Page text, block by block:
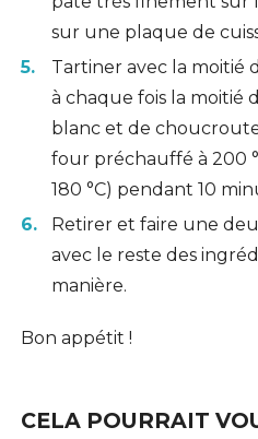
sur une plaque de
Tartiner avec la moitié
à chaque fois la moitié
blanc et de
four préchauffé à 200
180 °C) pendant 10
Retirer et faire une
avec le reste des
manière.
Bon appétit !
CELA POURRAIT